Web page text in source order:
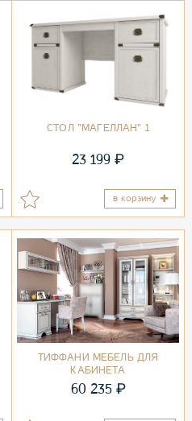
СТОЛ "МАГЕЛЛАН" 1
23 199 ₽
в корзину
ТИФФАНИ МЕБЕЛЬ ДЛЯ
КАБИНЕТА
60 235 ₽